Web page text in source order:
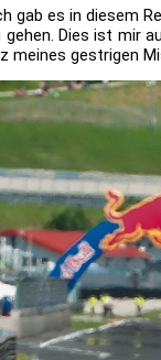
gab es in diesem
Dies ist mir
gestrigen